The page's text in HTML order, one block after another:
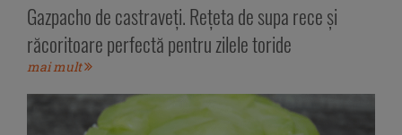
Gazpacho de castraveți. Rețeta de supa rece și
răcoritoare perfectă pentru zilele toride
mai mult